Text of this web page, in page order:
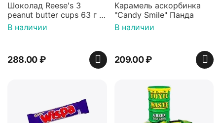
Шоколад Reese's 3
peanut butter cups 63 г с
арахисовой пастой
В наличии
288.00₽
Карамель аскорбинка
"Candy Smile" Панда
В наличии
209.00₽